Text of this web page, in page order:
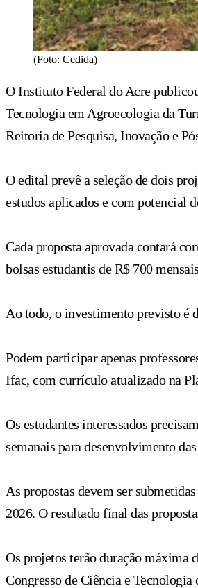
(Foto: Cedida)
O Instituto Federal do Acre
Tecnologia em Agroecologia da
Reitoria de Pesquisa, Inovação e
O edital prevê a seleção de dois
estudos aplicados e com potencial
Cada proposta aprovada contará
bolsas estudantis de R$ 700
Ao todo, o investimento previsto é
Podem participar apenas
Ifac, com currículo atualizado na
Os estudantes interessados
semanais para desenvolvimento
As propostas devem ser
2026. O resultado final das
Os projetos terão duração máxima
Congresso de Ciência e